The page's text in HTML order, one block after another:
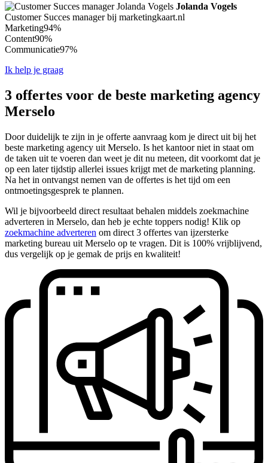
Jolanda Vogels
Customer Succes manager bij marketingkaart.nl
Marketing94%
Content90%
Communicatie97%
Ik help je graag
3 offertes voor de beste marketing agency
Merselo
Door duidelijk te zijn in je offerte aanvraag kom je direct uit bij het
beste marketing agency uit Merselo. Is het kantoor niet in staat om
de taken uit te voeren dan weet je dit nu meteen, dit voorkomt dat je
op een later tijdstip allerlei issues krijgt met de marketing planning.
Na het in ontvangst nemen van de offertes is het tijd om een
ontmoetingsgesprek te plannen.
Wil je bijvoorbeeld direct resultaat behalen middels zoekmachine
adverteren in Merselo, dan heb je echte toppers nodig! Klik op
zoekmachine adverteren om direct 3 offertes van ijzersterke
marketing bureau uit Merselo op te vragen. Dit is 100% vrijblijvend,
dus vergelijk op je gemak de prijs en kwaliteit!